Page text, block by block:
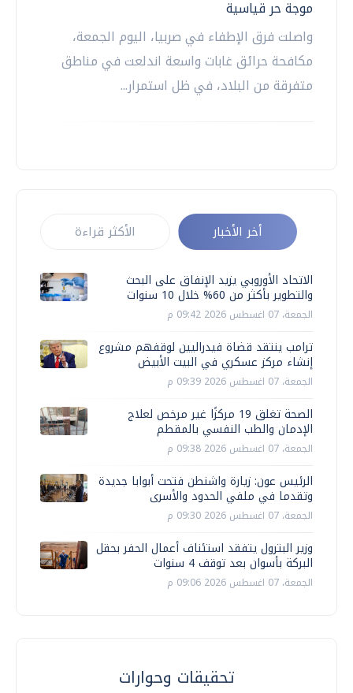
موجة حر قياسية
واصلت فرق الإطفاء في صربيا، اليوم الجمعة،
مكافحة حرائق غابات واسعة اندلعت في مناطق
متفرقة من البلاد، في ظل استمرار...
أخر الأخبار الأكثر قراءة
الاتحاد الأوروبي يزيد الإنفاق على البحث
والتطوير بأكثر من 60% خلال 10 سنوات
الجمعة، 07 اغسطس 2026 09:42 م
ترامب ينتقد قضاة فيدراليين لوقفهم مشروع
إنشاء مركز عسكري في البيت الأبيض
الجمعة، 07 اغسطس 2026 09:39 م
الصحة تغلق 19 مركزًا غير مرخص لعلاج
الإدمان والطب النفسي بالمقطم
الجمعة، 07 اغسطس 2026 09:38 م
الرئيس عون: زيارة واشنطن فتحت أبوابا جديدة
وتقدما في ملفي الحدود والأسرى
الجمعة، 07 اغسطس 2026 09:30 م
وزير البترول يتفقد استئناف أعمال الحفر بحقل
البركة بأسوان بعد توقف 4 سنوات
الجمعة، 07 اغسطس 2026 09:06 م
تحقيقات وحوارات